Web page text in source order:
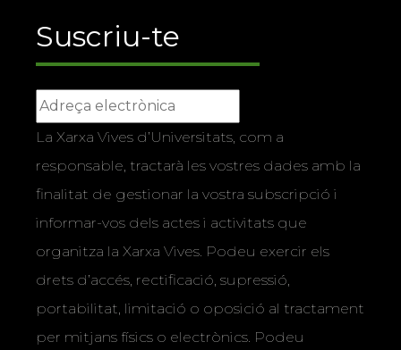
Suscriu-te
La Xarxa Vives d’Universitats, com a
responsable, tractarà les vostres dades amb la
finalitat de gestionar la vostra subscripció i
informar-vos dels actes i activitats que
organitza la Xarxa Vives. Podeu exercir els
drets d’accés, rectificació, supressió,
portabilitat, limitació o oposició al tractament
per mitjans físics o electrònics. Podeu